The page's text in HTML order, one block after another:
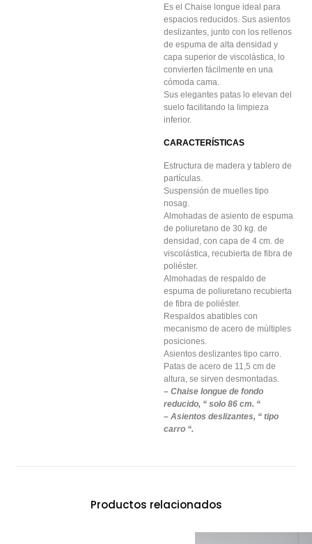
Es el Chaise longue ideal para
espacios reducidos. Sus asientos
deslizantes, junto con los rellenos
de espuma de alta densidad y
capa superior de viscolástica, lo
convierten fácilmente en una
cómoda cama.
Sus elegantes patas lo elevan del
suelo facilitando la limpieza
inferior.
CARACTERÍSTICAS
Estructura de madera y tablero de
partículas.
Suspensión de muelles tipo
nosag.
Almohadas de asiento de espuma
de poliuretano de 30 kg. de
densidad, con capa de 4 cm. de
viscolástica, recubierta de fibra de
poliéster.
Almohadas de respaldo de
espuma de poliuretano recubierta
de fibra de poliéster.
Respaldos abatibles con
mecanismo de acero de múltiples
posiciones.
Asientos deslizantes tipo carro.
Patas de acero de 11,5 cm de
altura, se sirven desmontadas.
– Chaise longue de fondo
reducido, “ solo 86 cm. “
– Asientos deslizantes, “ tipo
carro “.
Productos relacionados